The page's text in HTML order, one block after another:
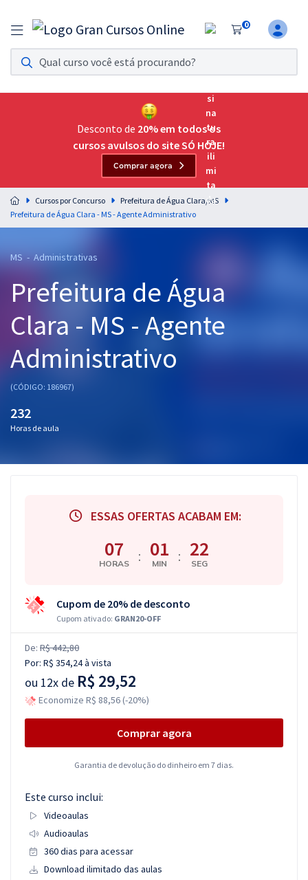
0
Assinatura Ilimitada 11
Acesso a todos os cursos. Teste grátis por 7 dias!
Assinatura OAB Até Passar
Acesso ilimitado a toda preparação para o Exame da
Residências Multiprofissionais
Preparação completa e intensiva para as principais
residências em saúde do Brasil
Cursos 20% OFF
Pós
Graduação
OAB
Mentorias
Desconto de 20% em todos os
cursos avulsos do site SÓ HOJE!
Comprar agora
Cursos por Concurso
Prefeitura de Água Clara/MS
Prefeitura de Água Clara - MS - Agente Administrativo
MS - Administrativas
Prefeitura de Água
Clara - MS - Agente
Administrativo
(CÓDIGO: 186967)
232
Horas de aula
ESSAS OFERTAS ACABAM EM:
07
HORAS : 01
MIN : 21
SEG
Cupom de 20% de desconto
Cupom ativado: GRAN20-OFF
De: R$ 442,80
Por: R$ 354,24à vista
ou 12x de R$ 29,52
Economize R$ 88,56 (-20%)
Comprar agora
Garantia de devolução do dinheiro em 7 dias.
Este curso inclui:
Videoaulas
Audioaulas
360 dias para acessar
Download ilimitado das aulas